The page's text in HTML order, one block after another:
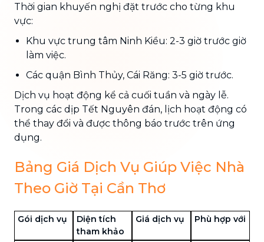
Thời gian khuyến nghị đặt trước cho từng khu
vực:
Khu vực trung tâm Ninh Kiều: 2-3 giờ trước giờ
làm việc.
Các quận Bình Thủy, Cái Răng: 3-5 giờ trước.
Dịch vụ hoạt động kể cả cuối tuần và ngày lễ.
Trong các dịp Tết Nguyên đán, lịch hoạt động có
thể thay đổi và được thông báo trước trên ứng
dụng.
Bảng Giá Dịch Vụ Giúp Việc Nhà
Theo Giờ Tại Cần Thơ
Gói dịch vụ
Diện tích
tham khảo
Giá dịch vụ Phù hợp với